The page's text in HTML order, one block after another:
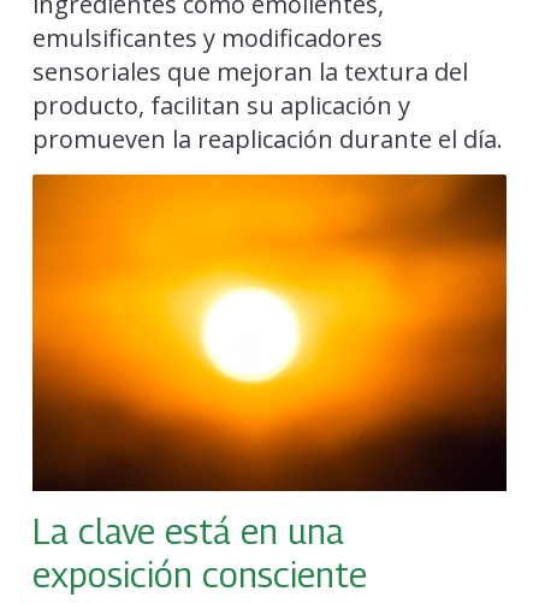
emulsificantes y modificadores
sensoriales que mejoran la textura del
producto, facilitan su aplicación y
promueven la reaplicación durante el día.
La clave está en una
exposición consciente